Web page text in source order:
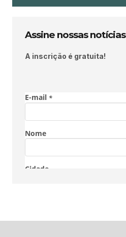
Assine nossas notícias
A inscrição é gratuita!